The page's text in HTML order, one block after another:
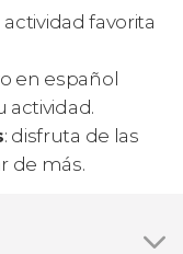
actividad favorita
en español
actividad.
: disfruta de las
de más.